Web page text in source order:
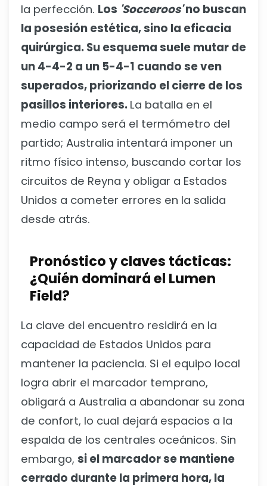
la perfección. Los 'Socceroos'no buscan
la posesión estética, sino la eficacia
quirúrgica. Su esquema suele mutar de
un 4-4-2 a un 5-4-1 cuando se ven
superados, priorizando el cierre de los
pasillos interiores. La batalla en el
medio campo será el termómetro del
partido; Australia intentará imponer un
ritmo físico intenso, buscando cortar los
circuitos de Reyna y obligar a Estados
Unidos a cometer errores en la salida
desde atrás.
Pronóstico y claves tácticas:
¿Quién dominará el Lumen
Field?
La clave del encuentro residirá en la
capacidad de Estados Unidos para
mantener la paciencia. Si el equipo local
logra abrir el marcador temprano,
obligará a Australia a abandonar su zona
de confort, lo cual dejará espacios a la
espalda de los centrales oceánicos. Sin
embargo, si el marcador se mantiene
cerrado durante la primera hora, la